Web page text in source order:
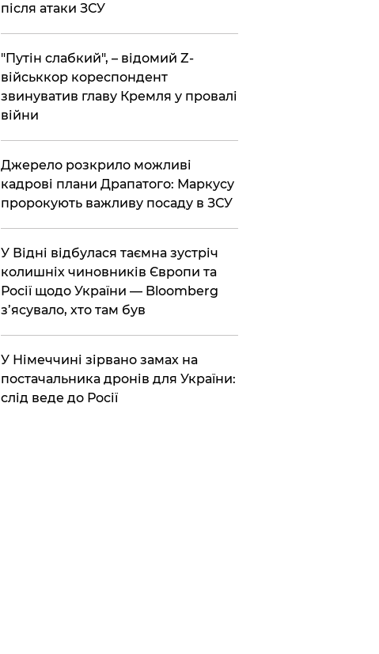
після атаки ЗСУ
"Путін слабкий", – відомий Z-
військкор кореспондент
звинуватив главу Кремля у провалі
війни
​Джерело розкрило можливі
кадрові плани Драпатого: Маркусу
пророкують важливу посаду в ЗСУ
​У Відні відбулася таємна зустріч
колишніх чиновників Європи та
Росії щодо України — Bloomberg
з’ясувало, хто там був
​У Німеччині зірвано замах на
постачальника дронів для України:
слід веде до Росії